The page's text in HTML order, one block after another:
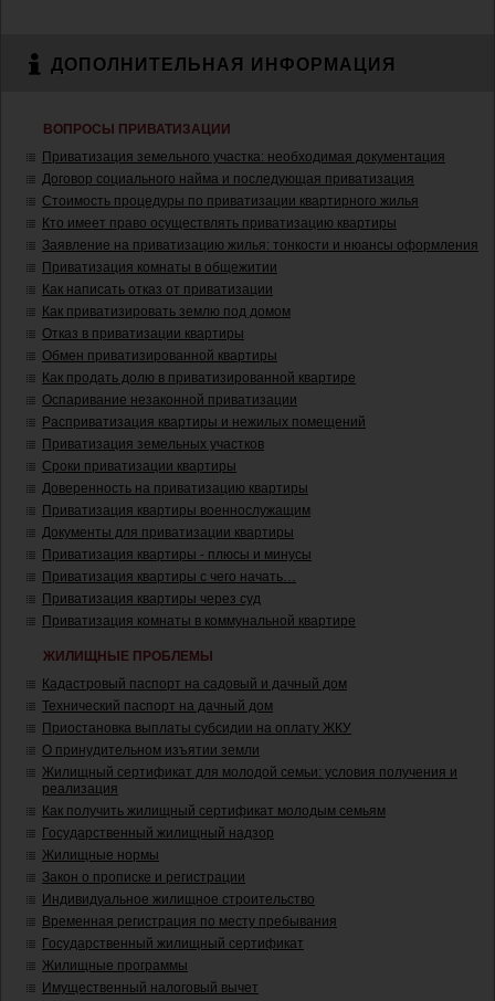
ДОПОЛНИТЕЛЬНАЯ ИНФОРМАЦИЯ
ВОПРОСЫ ПРИВАТИЗАЦИИ
Приватизация земельного участка: необходимая документация
Договор социального найма и последующая приватизация
Стоимость процедуры по приватизации квартирного жилья
Кто имеет право осуществлять приватизацию квартиры
Заявление на приватизацию жилья: тонкости и нюансы оформления
Приватизация комнаты в общежитии
Как написать отказ от приватизации
Как приватизировать землю под домом
Отказ в приватизации квартиры
Обмен приватизированной квартиры
Как продать долю в приватизированной квартире
Оспаривание незаконной приватизации
Расприватизация квартиры и нежилых помещений
Приватизация земельных участков
Сроки приватизации квартиры
Доверенность на приватизацию квартиры
Приватизация квартиры военнослужащим
Документы для приватизации квартиры
Приватизация квартиры - плюсы и минусы
Приватизация квартиры с чего начать…
Приватизация квартиры через суд
Приватизация комнаты в коммунальной квартире
ЖИЛИЩНЫЕ ПРОБЛЕМЫ
Кадастровый паспорт на садовый и дачный дом
Технический паспорт на дачный дом
Приостановка выплаты субсидии на оплату ЖКУ
О принудительном изъятии земли
Жилищный сертификат для молодой семьи: условия получения и
реализация
Как получить жилищный сертификат молодым семьям
Государственный жилищный надзор
Жилищные нормы
Закон о прописке и регистрации
Индивидуальное жилищное строительство
Временная регистрация по месту пребывания
Государственный жилищный сертификат
Жилищные программы
Имущественный налоговый вычет